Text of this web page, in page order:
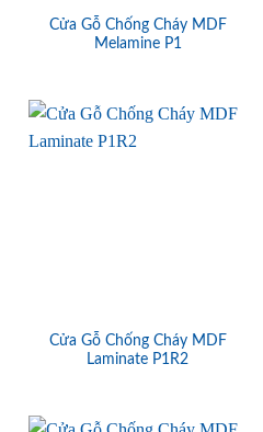
Cửa Gỗ Chống Cháy MDF
Melamine P1
Cửa Gỗ Chống Cháy MDF
Laminate P1R2